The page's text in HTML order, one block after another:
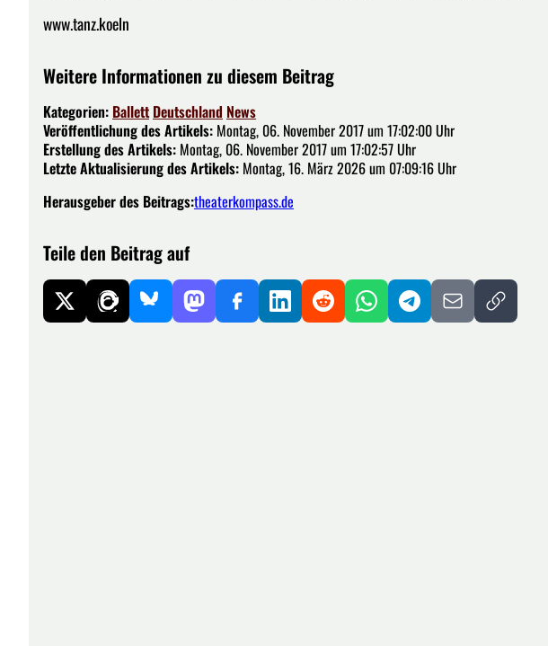
www.tanz.koeln
Weitere Informationen zu diesem Beitrag
Kategorien: Ballett Deutschland News
Veröffentlichung des Artikels: Montag, 06. November 2017 um 17:02:00 Uhr
Erstellung des Artikels: Montag, 06. November 2017 um 17:02:57 Uhr
Letzte Aktualisierung des Artikels: Montag, 16. März 2026 um 07:09:16 Uhr
Herausgeber des Beitrags:theaterkompass.de
Teile den Beitrag auf